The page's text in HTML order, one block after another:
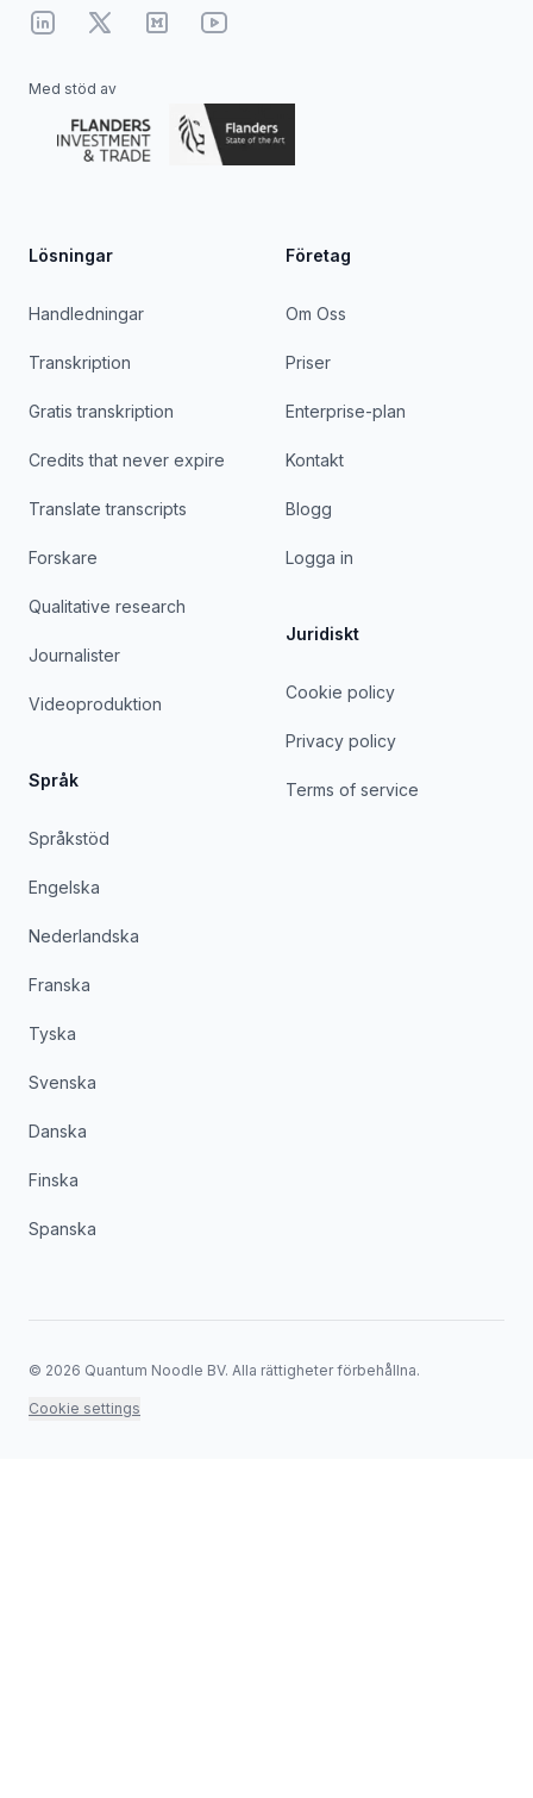
Linkedin
X MediumYouTube
Med stöd av
Lösningar
Handledningar
Transkription
Gratis transkription
Credits that never expire
Translate transcripts
Forskare
Qualitative research
Journalister
Videoproduktion
Språk
Språkstöd
Engelska
Nederlandska
Franska
Tyska
Svenska
Danska
Finska
Spanska
Företag
Om Oss
Priser
Enterprise-plan
Kontakt
Blogg
Logga in
Juridiskt
Cookie policy
Privacy policy
Terms of service
© 2026 Quantum Noodle BV. Alla rättigheter förbehållna.
Cookie settings